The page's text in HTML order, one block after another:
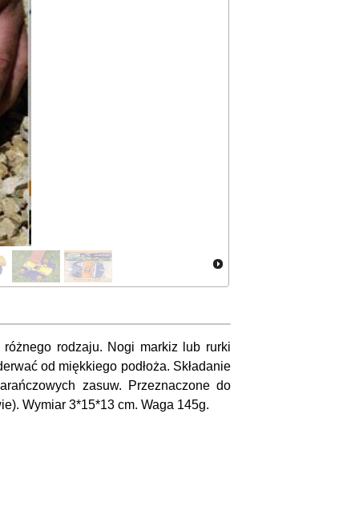
rodzaju. Nogi markiz lub rurki
od miękkiego podłoża. Składanie
zasuw. Przeznaczone do
Wymiar 3*15*13 cm. Waga 145g.